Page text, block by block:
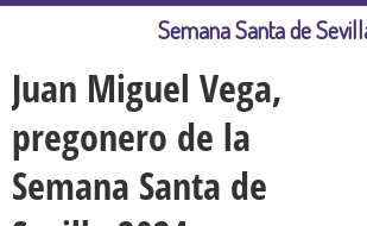
Juan Miguel Vega,
pregonero de la
Semana Santa de
Semana Santa de